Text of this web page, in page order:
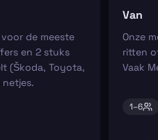
de meeste
en 2 stuks
(Škoda, Toyota,
netjes.
Van
Onze
ritten
Vaak
1–6